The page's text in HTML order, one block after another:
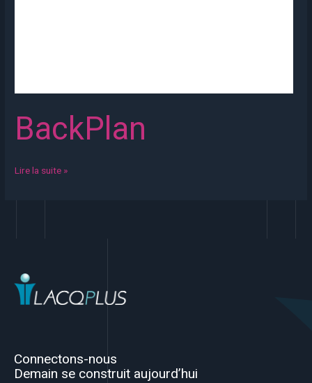
BackPlan
Lire la suite »
Connectons-nous
Demain se construit aujourd’hui